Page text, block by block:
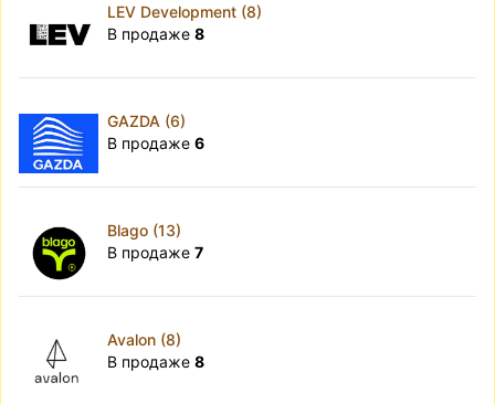
LEV Development (8)
В продаже 8
GAZDA (6)
В продаже 6
Blago (13)
В продаже 7
Avalon (8)
В продаже 8